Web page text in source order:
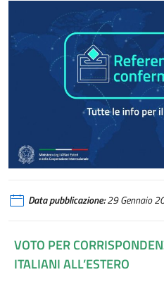
Data pubblicazione:29 Gennaio
VOTO PER
ITALIANI ALL’ESTERO